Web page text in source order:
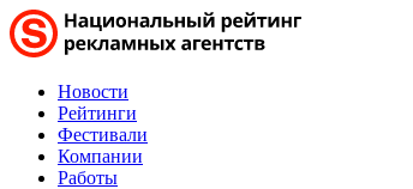
Новости
Рейтинги
Фестивали
Компании
Работы